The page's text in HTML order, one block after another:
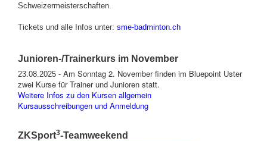
Schweizermeisterschaften.
Tickets und alle Infos unter: sme-badminton.ch
Junioren-/Trainerkurs im November
23.08.2025 - Am Sonntag 2. November finden im Bluepoint Uster
zwei Kurse für Trainer und Junioren statt.
Weitere Infos zu den Kursen allgemein
Kursausschreibungen und Anmeldung
ZKSport3-Teamweekend